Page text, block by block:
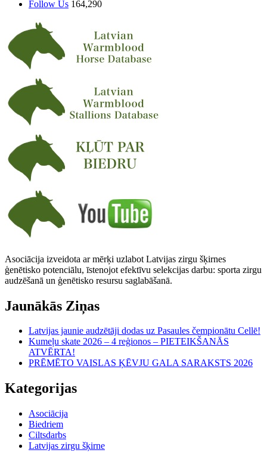
Follow Us 164,290
Asociācija izveidota ar mērķi uzlabot Latvijas zirgu šķirnes
ģenētisko potenciālu, īstenojot efektīvu selekcijas darbu: sporta zirgu
audzēšanā un ģenētisko resursu saglabāšanā.
Jaunākās Ziņas
Latvijas jaunie audzētāji dodas uz Pasaules čempionātu Cellē!
Kumeļu skate 2026 – 4 reģionos – PIETEIKŠANĀS
ATVĒRTA!
PRĒMĒTO VAISLAS ĶĒVJU GALA SARAKSTS 2026
Kategorijas
Asociācija
Biedriem
Ciltsdarbs
Latvijas zirgu šķirne